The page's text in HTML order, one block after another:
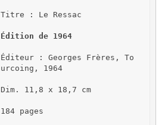
Titre : Le Ressac
Édition de 1964
Éditeur : Georges Frères, To
urcoing, 1964
Dim. 11,8 x 18,7 cm
184 pages